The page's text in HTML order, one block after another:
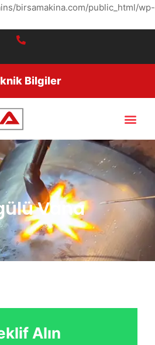
birsamakina.com/public_html/wp-
Bilgiler
Vana
Alın